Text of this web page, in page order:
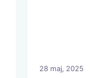
28 maj, 2025